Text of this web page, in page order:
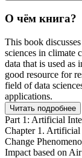
О чём книга?
This book
sciences in climate
data that is used as
good resource for
field of data
applications.
Читать подробнее
Part 1: Artificial
Chapter 1.
Change
Impact based on